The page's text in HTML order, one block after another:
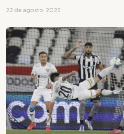
22 de agosto, 2025